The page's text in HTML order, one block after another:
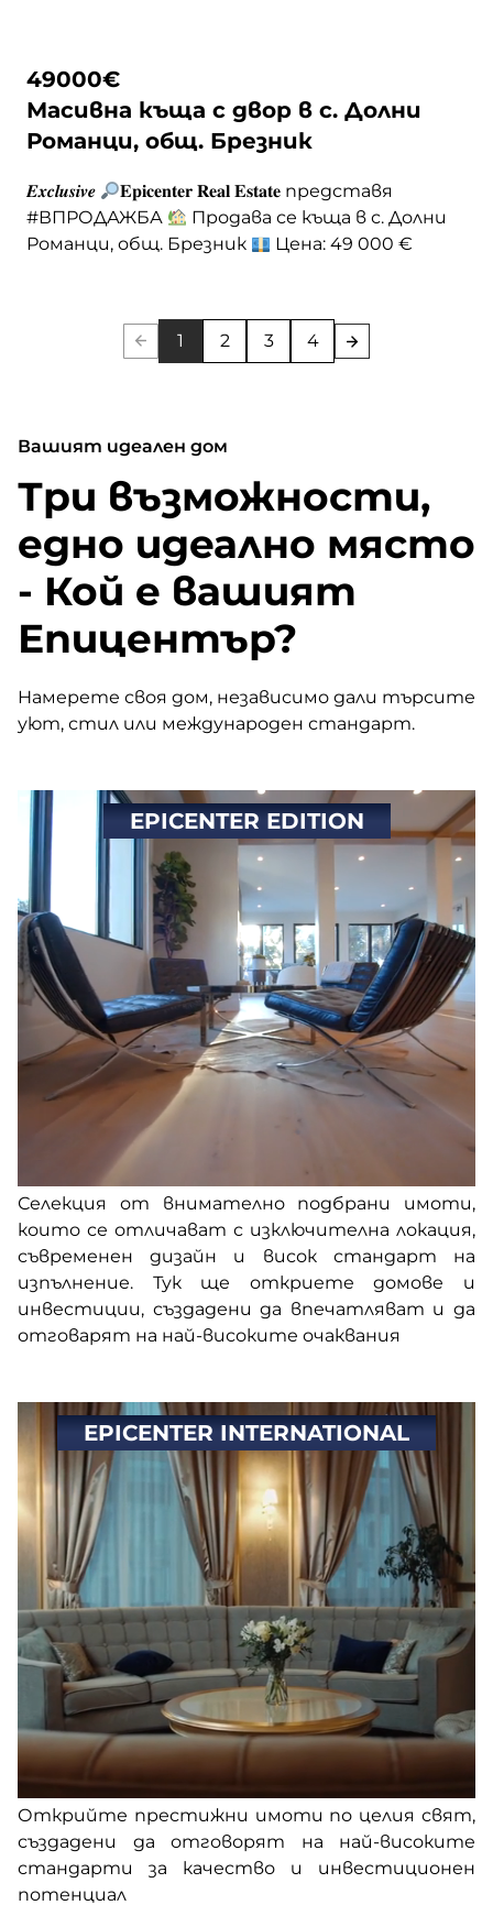
49000€
Масивна къща с двор в с. Долни
Романци, общ. Брезник
𝑬𝒙𝒄𝒍𝒖𝒔𝒊𝒗𝒆
𝐄𝐩𝐢𝐜𝐞𝐧𝐭𝐞𝐫 𝐑𝐞𝐚𝐥 𝐄𝐬𝐭𝐚𝐭𝐞 представя
#ВПРОДАЖБА
Продава се къща в с. Долни
Романци, общ. Брезник
Цена: 49 000 €
село Долни Романци, само на около 50 км от
София и 10 км от Брезник.
Имотът
1 2 3 4
Вашият идеален дом
Три възможности,
едно идеално място
- Кой е вашият
Епицентър?
Намерете своя дом, независимо дали търсите
уют, стил или международен стандарт.
EPICENTER EDITION
Селекция от внимателно подбрани имоти,
които се отличават с изключителна локация,
съвременен дизайн и висок стандарт на
изпълнение. Тук ще откриете домове и
инвестиции, създадени да впечатляват и да
отговарят на най-високите очаквания
EPICENTER INTERNATIONAL
Открийте престижни имоти по целия свят,
създадени да отговорят на най-високите
стандарти за качество и инвестиционен
потенциал